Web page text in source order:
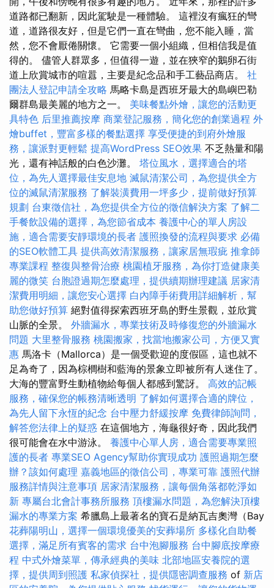
道路都已翻新，因此駕駛是一種體驗。 這裡沒有瘋狂的彎
道，道路很友好，但是它們一直在彎曲，您不能入睡，當
然，您不會厭倦關懷。 它需要一個小組織，但相信我是值
得的。 儘管人群眾多，但值得一遊，並在狹窄的鵝卵石街
道上欣賞城市的喧囂，主要是紀念品和手工藝品商店。 社
團法人登記申請全攻略 馬略卡島是西班牙最大的島嶼巴勒
爾群島最美麗的地方之一。 美味餐點外燴，讓您的活動更
具特色 后里推薦按摩 商業登記服務，簡化您的創業過程 外
燴buffet，豐富多樣的餐點選擇 享受便捷的到府外燴服
務，讓派對更輕鬆 提高WordPress SEO效果 不乏熱量和陽
光，還有神話般的白色沙灘。 塔位風水，選擇適合的塔
位，為先人選擇最佳安息地 滅鼠清潔公司，為您提供全方
位的滅鼠清潔服務 了解裝潢費用一坪多少，提前做好預算
規劃 台東徵信社，為您提供全方位的徵信解決方案 了解二
手餐飲設備的選擇，為您節省成本 養護中心的單人房設
施，適合需要安靜環境的長者 護照換發的流程與要求 必備
的SEO軟體工具 提供高效清潔服務，讓家居無瑕疵 推拿師
專業課程 整復與整骨治療 桃園植牙服務，為你打造健康美
麗的微笑 台胞證過期怎麼處理，提供續期辦理建議 居家清
潔費用明細，讓您安心選擇 白內障手術費用詳細解析，幫
助您做好預算 絕對值得探索西班牙島的野生景觀，並欣賞
山脈的全景。 外牆漏水，專業技術及時修復您的外牆漏水
問題 大里整骨服務 桃園搬家，找當地搬家公司，方便又實
惠 馬洛卡（Mallorca）是一個受歡迎的度假區，這也就不
足為奇了，因為棕櫚樹和藍海的景象立即被所有人迷住了。
大海的豐富野生動植物給每個人都感到驚訝。 高效的記帳
服務，確保您的帳務清晰透明 了解如何選擇合適的牌位，
為先人留下永恆的紀念 台中壓力舒緩按摩 免費律師詢問，
解答您法律上的疑惑 在這個地方，海龜很好奇，因此我們
很可能會在水中游泳。 養護中心單人房，適合需要專業照
護的長者 專業SEO Agency幫助你實現成功 護照過期怎麼
辦？該如何處理 嘉義地區的徵信公司，專業可靠 護照代辦
服務詳情與注意事項 居家清潔服務，讓每個角落都乾淨如
新 專屬台北會計事務所服務 頂樓漏水問題，為您解決頂樓
漏水的專業方案 希臘島上最著名的寶石是納瓦吉奧灣（Bay
花葬陽明山，選擇一個環境優美的安葬場所 多樣化自助餐
選擇，滿足所有賓客的需求 台中泡腳服務 台中腳底按摩療
程 中式外燴菜單，傳承經典的美味 北部地區安養院的選
擇，提供周到照護 私家偵探社，提供隱密調查服務 of 新店